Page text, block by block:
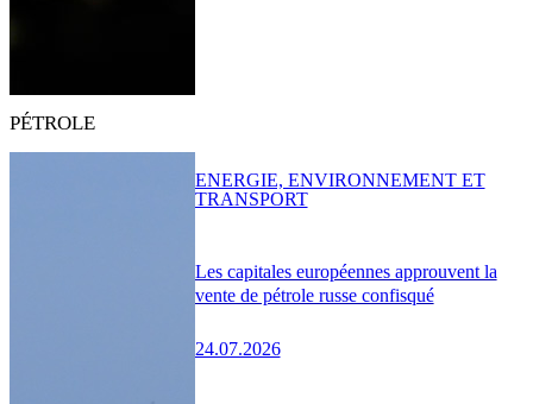
PÉTROLE
Les capitales européennes approuvent la
vente de pétrole russe confisqué
24.07.2026
ENERGIE, ENVIRONNEMENT ET
TRANSPORT